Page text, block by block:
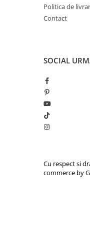
Politica de
Contact
SOCIAL
Cu respect si
commerce by